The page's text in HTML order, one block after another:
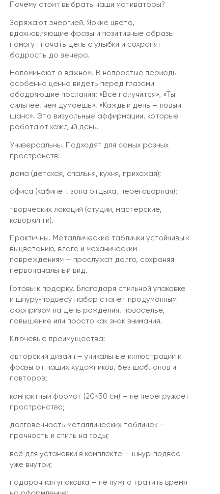
Почему стоит выбрать наши мотиваторы?
Заряжают энергией. Яркие цвета,
вдохновляющие фразы и позитивные образы
помогут начать день с улыбки и сохранят
бодрость до вечера.
Напоминают о важном. В непростые периоды
особенно ценно видеть перед глазами
ободряющие послания: «Всё получится», «Ты
сильнее, чем думаешь», «Каждый день — новый
шанс». Это визуальные аффирмации, которые
работают каждый день.
Универсальны. Подходят для самых разных
пространств:
дома (детская, спальня, кухня, прихожая);
офиса (кабинет, зона отдыха, переговорная);
творческих локаций (студии, мастерские,
коворкинги).
Практичны. Металлические таблички устойчивы к
выцветанию, влаге и механическим
повреждениям — прослужат долго, сохраняя
первоначальный вид.
Готовы к подарку. Благодаря стильной упаковке
и шнуру‑подвесу набор станет продуманным
сюрпризом на день рождения, новоселье,
повышение или просто как знак внимания.
Ключевые преимущества:
авторский дизайн — уникальные иллюстрации и
фразы от наших художников, без шаблонов и
повторов;
компактный формат (20×30 см) — не перегружает
пространство;
долговечность металлических табличек —
прочность и стиль на годы;
всё для установки в комплекте — шнур‑подвес
уже внутри;
подарочная упаковка — не нужно тратить время